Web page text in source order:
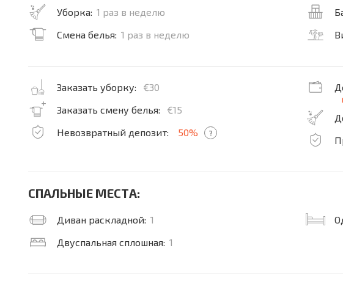
Уборка: 1 раз в неделю
Смена белья: 1 раз в неделю
Заказать уборку:
€30
Заказать смену белья:
€15
Невозвратный депозит:
50% ?
СПАЛЬНЫЕ МЕСТА:
Диван раскладной: 1
Двуспальная сплошная: 1